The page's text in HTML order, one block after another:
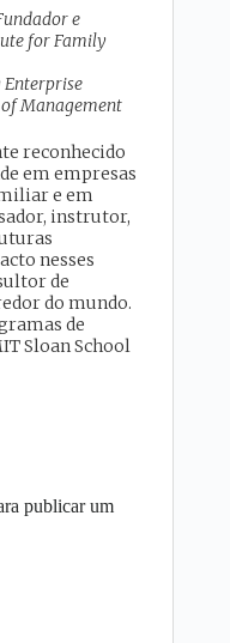
e
for Family
Enterprise
Management
reconhecido
em empresas
e em
instrutor,
nesses
de
do mundo.
de
Sloan School
publicar um